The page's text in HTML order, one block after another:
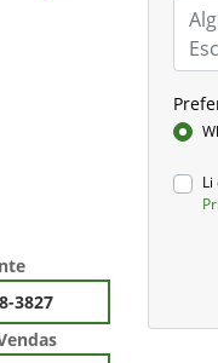
Li
3827